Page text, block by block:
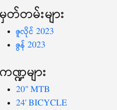
မှတ်တမ်းများ
ဇူလိုင် 2023
ဇွန် 2023
ကဏ္ဍများ
20" MTB
24' BICYCLE